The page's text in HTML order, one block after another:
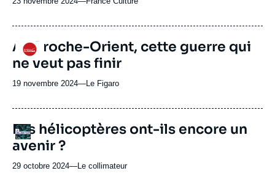
journal,
ou
émission
Logo
Au Proche-Orient, cette guerre qui
ne veut pas finir
19 novembre 2024—Nom
journal,
ou
Le Figaro
Logo
URL
de
Spotify
Les hélicoptères ont-ils encore un
avenir ?
29 octobre 2024—Nom
Le collimateur